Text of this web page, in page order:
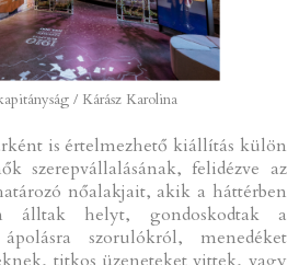
/ Kárász Karolina
is értelmezhető kiállítás külön
szerepvállalásának, felidézve az
nőalakjait, akik a háttérben
álltak helyt, gondoskodtak a
szorulókról, menedéket